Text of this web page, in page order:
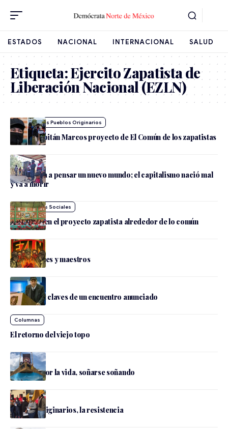
ESTADOS NACIONAL INTERNACIONAL SALUD
Etiqueta:Ejercito Zapatista de
Liberación Nacional (EZLN)
Luchas de los Pueblos Originarios
Resalta capitán Marcos proyecto de El Común de los zapatistas
EZLN llama a pensar un nuevo mundo; el capitalismo nació mal
y va a morir
Movimientos Sociales
Nueva era en el proyecto zapatista alrededor de lo común
De capitanes y maestros
Don Pablo: claves de un encuentro anunciado
El retorno del viejo topo
Travesía por la vida, soñarse soñando
Pueblos originarios, la resistencia